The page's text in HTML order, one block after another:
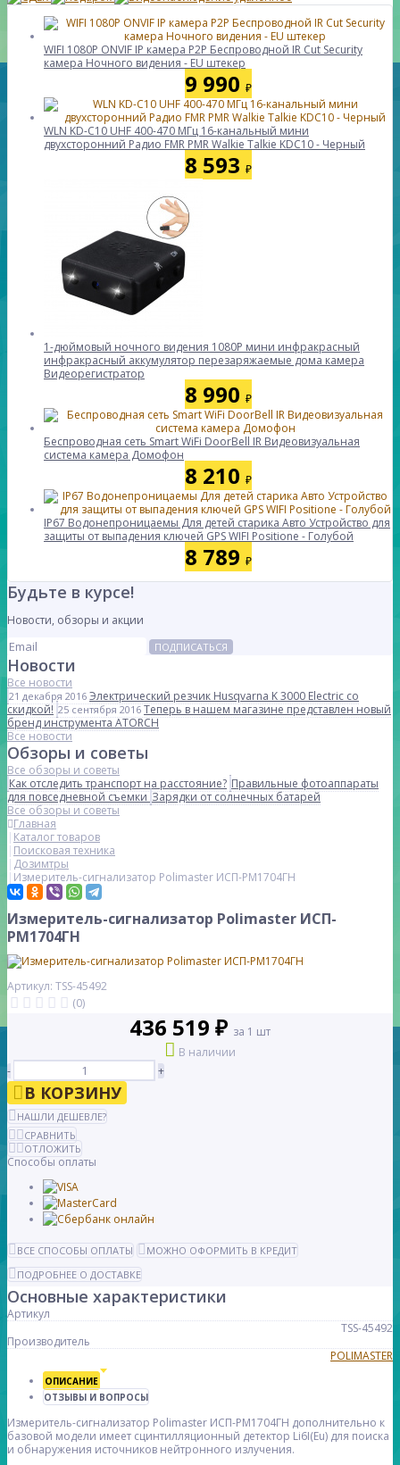
WIFI 1080P ONVIF IP камера P2P Беспроводной IR Cut Security
камера Ночного видения - EU штекер
9 990 ₽
WLN KD-C10 UHF 400-470 МГц 16-канальный мини
двухсторонний Радио FMR PMR Walkie Talkie KDC10 - Черный
8 593 ₽
1-дюймовый ночного видения 1080P мини инфракрасный
инфракрасный аккумулятор перезаряжаемые дома камера
Видеорегистратор
8 990 ₽
Беспроводная сеть Smart WiFi DoorBell IR Видеовизуальная
система камера Домофон
8 210 ₽
IP67 Водонепроницаемы Для детей старика Авто Устройство для
защиты от выпадения ключей GPS WIFI Positione - Голубой
8 789 ₽
Будьте в курсе!
Новости, обзоры и акции
ПОДПИСАТЬСЯ
Новости
Все новости
21 декабря 2016 Электрический резчик Husqvarna K 3000 Electric со
скидкой! 25 сентября 2016 Теперь в нашем магазине представлен новый
бренд инструмента ATORCH
Все новости
Обзоры и советы
Все обзоры и советы
Как отследить транспорт на расстояние? Правильные фотоаппараты
для повседневной съемкиЗарядки от солнечных батарей
Все обзоры и советы
Главная
Каталог товаров
Поисковая техника
Дозимтры
Измеритель-сигнализатор Polimaster ИСП-РМ1704ГН
Измеритель-сигнализатор Polimaster ИСП-
РМ1704ГН
Артикул: TSS-45492
(0)
436 519 ₽ за 1 шт
В наличии
-
+
В КОРЗИНУ
НАШЛИ ДЕШЕВЛЕ?
СРАВНИТЬ
ОТЛОЖИТЬ
Способы оплаты
ВСЕ СПОСОБЫ ОПЛАТЫ
МОЖНО ОФОРМИТЬ В КРЕДИТ
ПОДРОБНЕЕ О ДОСТАВКЕ
Основные характеристики
Артикул
TSS-45492
Производитель
POLIMASTER
ОПИСАНИЕ
ОТЗЫВЫ И ВОПРОСЫ
Измеритель-сигнализатор Polimaster ИСП-РМ1704ГН дополнительно к
базовой модели имеет сцинтилляционный детектор Li6I(Eu) для поиска
и обнаружения источников нейтронного излучения.